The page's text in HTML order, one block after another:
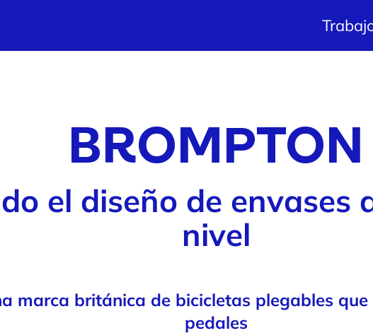
BROMPTON
el diseño de envases
nivel
marca británica de bicicletas plegables
pedales